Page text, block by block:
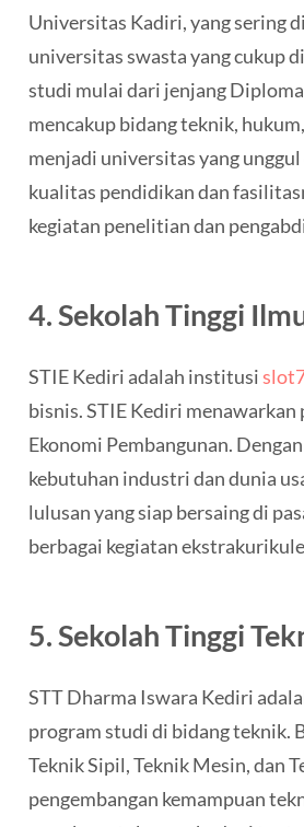
Universitas Kadiri, yang sering
universitas swasta yang cukup
studi mulai dari jenjang
mencakup bidang teknik,
menjadi universitas yang
kualitas pendidikan dan
kegiatan penelitian dan
4. Sekolah Tinggi
STIE Kediri adalah institusi
bisnis. STIE Kediri
Ekonomi Pembangunan.
kebutuhan industri dan dunia
lulusan yang siap bersaing di
berbagai kegiatan
5. Sekolah Tinggi
STT Dharma Iswara Kediri
program studi di bidang teknik.
Teknik Sipil, Teknik Mesin, dan
pengembangan kemampuan